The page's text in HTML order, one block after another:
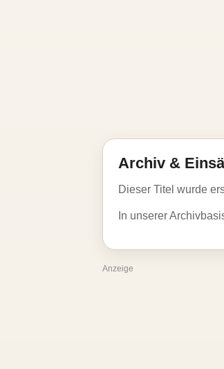
Archiv &
Dieser Titel wurde
In unserer
Anzeige